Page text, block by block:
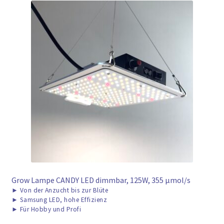
Grow Lampe CANDY LED dimmbar, 125W, 355 μmol/s
► Von der Anzucht bis zur Blüte
► Samsung LED, hohe Effizienz
► Für Hobby und Profi